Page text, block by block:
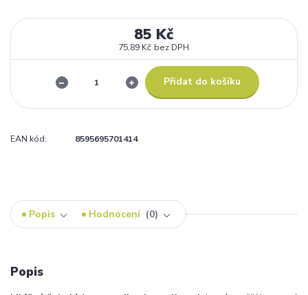
85 Kč
75,89 Kč bez DPH
Přidat do košíku
EAN kód: 8595695701414
Popis Hodnocení 0
Popis